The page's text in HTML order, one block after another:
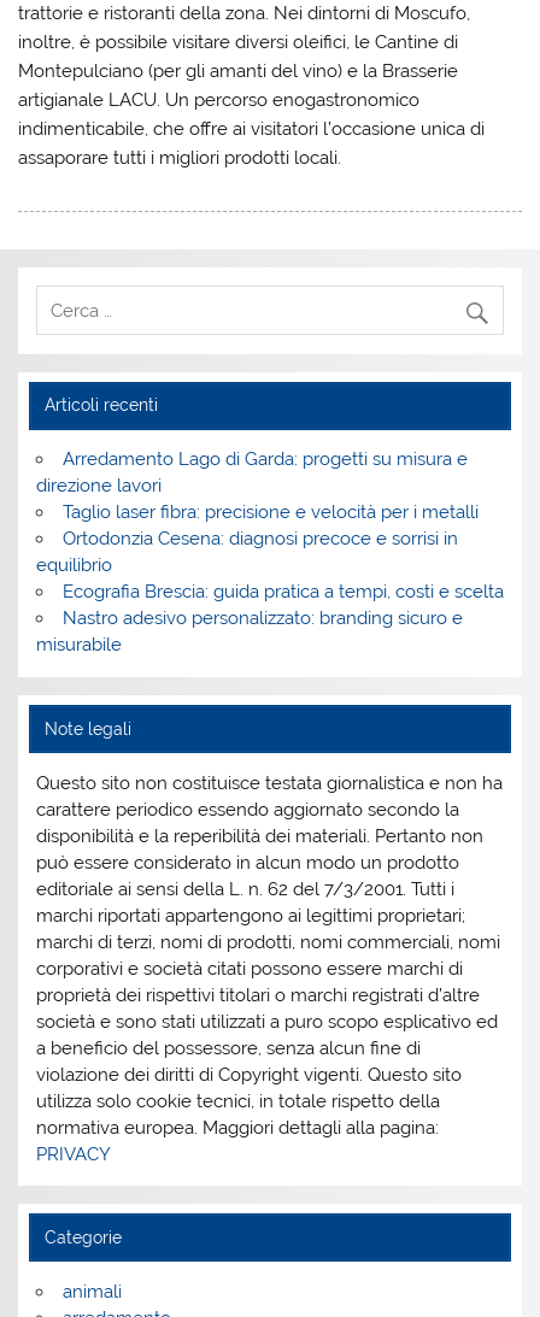
trattorie e ristoranti della zona. Nei dintorni di Moscufo,
inoltre, è possibile visitare diversi oleifici, le Cantine di
Montepulciano (per gli amanti del vino) e la Brasserie
artigianale LACU. Un percorso enogastronomico
indimenticabile, che offre ai visitatori l’occasione unica di
assaporare tutti i migliori prodotti locali.
Articoli recenti
Arredamento Lago di Garda: progetti su misura e
direzione lavori
Taglio laser fibra: precisione e velocità per i metalli
Ortodonzia Cesena: diagnosi precoce e sorrisi in
equilibrio
Ecografia Brescia: guida pratica a tempi, costi e scelta
Nastro adesivo personalizzato: branding sicuro e
misurabile
Note legali
Questo sito non costituisce testata giornalistica e non ha
carattere periodico essendo aggiornato secondo la
disponibilità e la reperibilità dei materiali. Pertanto non
può essere considerato in alcun modo un prodotto
editoriale ai sensi della L. n. 62 del 7/3/2001. Tutti i
marchi riportati appartengono ai legittimi proprietari;
marchi di terzi, nomi di prodotti, nomi commerciali, nomi
corporativi e società citati possono essere marchi di
proprietà dei rispettivi titolari o marchi registrati d’altre
società e sono stati utilizzati a puro scopo esplicativo ed
a beneficio del possessore, senza alcun fine di
violazione dei diritti di Copyright vigenti. Questo sito
utilizza solo cookie tecnici, in totale rispetto della
normativa europea. Maggiori dettagli alla pagina:
PRIVACY
Categorie
animali